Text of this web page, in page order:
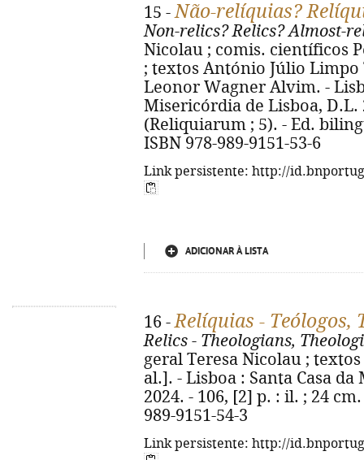
15 -Não-relíquias?
Non-relics? Relics? Almost-
Nicolau ; comis. científicos
; textos António Júlio
Leonor Wagner Alvim. -
Misericórdia de Lisboa, D.L.
(Reliquiarum ; 5). - Ed.
ISBN 978-989-9151-53-6
Link persistente: http://
ADICIONAR À LISTA
16 -Relíquias - Teólogos,
Relics - Theologians,
geral Teresa Nicolau ;
al.]. - Lisboa : Santa Casa
2024. - 106, [2] p. : il. ; 24
989-9151-54-3
Link persistente: http://